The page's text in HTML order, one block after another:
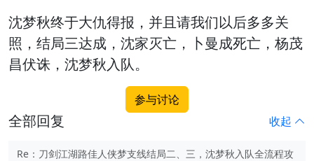
沈梦秋终于大仇得报，并且请我们以后多多关
照，结局三达成，沈家灭亡，卜曼成死亡，杨茂
昌伏诛，沈梦秋入队。
参与讨论
全部回复 收起
Re：刀剑江湖路佳人侠梦支线结局二、三，沈梦秋入队全流程攻